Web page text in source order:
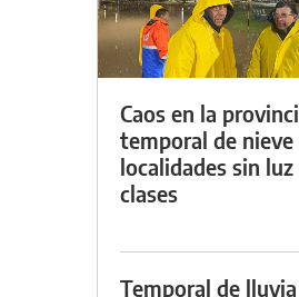
Caos en la
temporal de
localidades sin luz
clases
Temporal de